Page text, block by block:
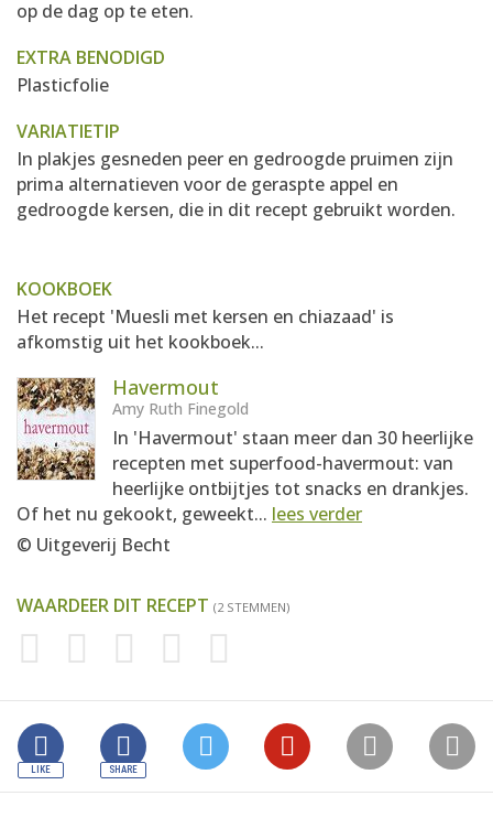
op de dag op te eten.
EXTRA BENODIGD
Plasticfolie
VARIATIETIP
In plakjes gesneden peer en gedroogde pruimen zijn
prima alternatieven voor de geraspte appel en
gedroogde kersen, die in dit recept gebruikt worden.
KOOKBOEK
Het recept 'Muesli met kersen en chiazaad' is
afkomstig uit het kookboek...
Havermout
Amy Ruth Finegold
In 'Havermout' staan meer dan 30 heerlijke
recepten met superfood-havermout: van
heerlijke ontbijtjes tot snacks en drankjes.
Of het nu gekookt, geweekt... lees verder
© Uitgeverij Becht
WAARDEER DIT RECEPT (2 STEMMEN)